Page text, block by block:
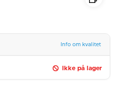
Info om kvalitet
Ikke på lager